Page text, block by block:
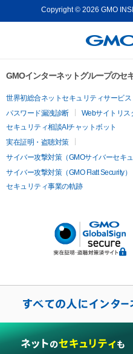
Copyright © 2026 GMO
GMOインターネットグループのセ
世界初総合ネットセキュリティサービス
パスワード漏洩診断
Webサイトリス
セキュリティ相談AIチャットボット
実在証明・盗聴対策
サイバー攻撃対策（GMOサイバーセキ
サイバー攻撃対策（GMO Flatt Security）
セキュリティ事業の軌跡